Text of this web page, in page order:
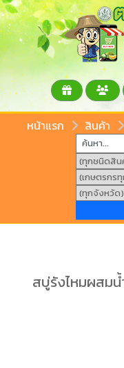
หน้าแรก สินค้า
สบู่รังไหมผสม